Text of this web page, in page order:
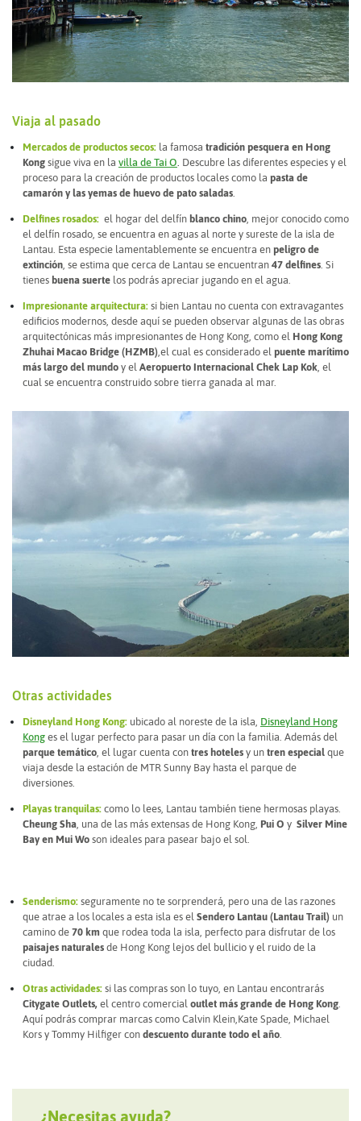
Viaja al pasado
Mercados de productos secos: la famosa tradición pesquera en Hong
Kong sigue viva en la villa de Tai O Descubre las diferentes especies y el
proceso para la creación de productos locales como la pasta de
camarón y las yemas de huevo de pato saladas
Delfines rosados: el hogar del delfín blanco chino , mejor conocido como
el delfín rosado, se encuentra en aguas al norte y sureste de la isla de
Lantau. Esta especie lamentablemente se encuentra en peligro de
extinción , se estima que cerca de Lantau se encuentran 47 delfines . Si
tienes buena suerte los podrás apreciar jugando en el agua.
Impresionante arquitectura: si bien Lantau no cuenta con extravagantes
edificios modernos, desde aquí se pueden observar algunas de las obras
arquitectónicas más impresionantes de Hong Kong, como el Hong Kong
Zhuhai Macao Bridge (HZMB) ,el cual es considerado el puente marítimo
más largo del mundo y el Aeropuerto Internacional Chek Lap Kok , el
cual se encuentra construido sobre tierra ganada al mar.
Otras actividades
Disneyland Hong Kong: ubicado al noreste de la isla, Disneyland Hong
Kong es el lugar perfecto para pasar un día con la familia. Además del
parque temático, el lugar cuenta con tres hoteles y un tren especial que
viaja desde la estación de MTR Sunny Bay hasta el parque de
diversiones.
Playas tranquilas: como lo lees, Lantau también tiene hermosas playas.
Cheung Sha, una de las más extensas de Hong Kong, Pui O y Silver Mine
Bay en Mui Wo son ideales para pasear bajo el sol.
Senderismo: seguramente no te sorprenderá, pero una de las razones
que atrae a los locales a esta isla es el Sendero Lantau (Lantau Trail) un
camino de 70 km que rodea toda la isla, perfecto para disfrutar de los
paisajes naturales de Hong Kong lejos del bullicio y el ruido de la
ciudad.
Otras actividades: si las compras son lo tuyo, en Lantau encontrarás
Citygate Outlets, el centro comercial outlet más grande de Hong Kong.
Aquí podrás comprar marcas como Calvin Klein,Kate Spade, Michael
Kors y Tommy Hilfiger con descuento durante todo el año.
¿Necesitas ayuda?